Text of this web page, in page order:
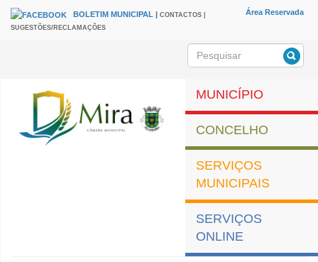
Passar para o conteúdo principal
HEADER
BOLETIM MUNICIPAL | CONTACTOS |
SUGESTÕES/RECLAMAÇÕES
secundário
Área Reservada
Formulário de
pesquisa
Pesquisar
MUNICÍPIO
CONCELHO
SERVIÇOS
MUNICIPAIS
SERVIÇOS
ONLINE